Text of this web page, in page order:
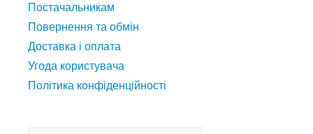
Постачальникам
Повернення та обмін
Доставка і оплата
Угода користувача
Політика конфіденційності